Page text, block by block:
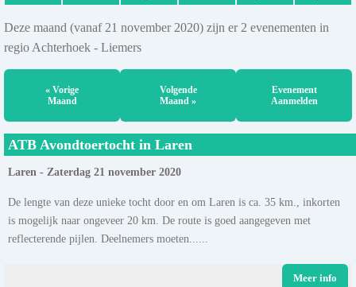
Deze maand (vanaf 21 november 2020) zijn er 2 evenementen in
regio Achterhoek - Liemers
« Vorige
Maand
Volgende
Maand »
Evenement
Aanmelden
ATB Avondtoertocht in Laren
Laren - Zaterdag 21 november 2020
De lengte van deze unieke tocht door en om Laren is ca. 35 km., inkorten
is mogelijk naar ongeveer 20 km. De route is goed aangegeven met
reflecterende pijlen. Deelnemers moeten......
Meer info